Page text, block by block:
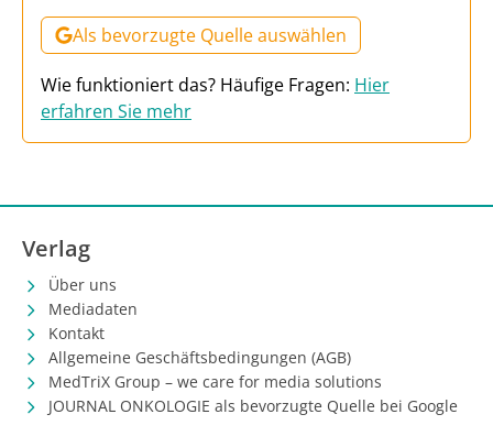
Als bevorzugte Quelle auswählen
Wie funktioniert das? Häufige Fragen: Hier
erfahren Sie mehr
Verlag
Über uns
Mediadaten
Kontakt
Allgemeine Geschäftsbedingungen (AGB)
MedTriX Group – we care for media solutions
JOURNAL ONKOLOGIE als bevorzugte Quelle bei Google